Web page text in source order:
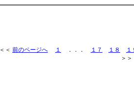
＜＜ 前のページへ １ ．．． １７ １８ １
＞＞